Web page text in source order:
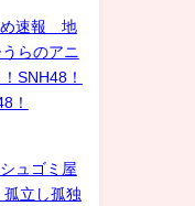
め速報 地
らのアニ
SNH48！
！
ュゴミ屋
立し孤独